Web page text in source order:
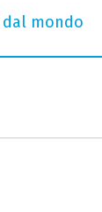
mondo